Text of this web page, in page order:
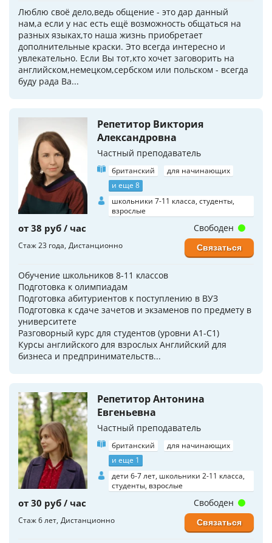
Люблю своё дело,ведь общение - это дар данный
нам,а если у нас есть ещё возможность общаться на
разных языках,то наша жизнь приобретает
дополнительные краски. Это всегда интересно и
увлекательно. Если Вы тот,кто хочет заговорить на
английском,немецком,сербском или польском - всегда
буду рада Ва...
Репетитор Виктория
Александровна
Частный преподаватель
британский
для начинающих
и еще 8
школьники 7-11 класса, студенты,
взрослые
от 38 руб / час
Стаж 23 года Дистанционно
Обучение школьников 8-11 классов
Подготовка к олимпиадам
Подготовка абитуриентов к поступлению в ВУЗ
Подготовка к сдаче зачетов и экзаменов по предмету в
университете
Разговорный курс для студентов (уровни A1-C1)
Курсы английского для взрослых Английский для
бизнеса и предпринимательств...
Свободен
Связаться
Репетитор Антонина
Евгеньевна
Частный преподаватель
британский
для начинающих
и еще 1
дети 6-7 лет, школьники 2-11 класса,
студенты, взрослые
от 30 руб / час
Стаж 6 лет Дистанционно
Свободен
Связаться